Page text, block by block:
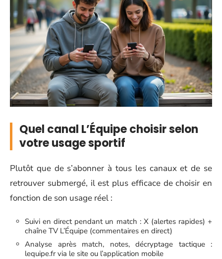
Quel canal L’Équipe choisir selon
votre usage sportif
Plutôt que de s’abonner à tous les canaux et de se
retrouver submergé, il est plus efficace de choisir en
fonction de son usage réel :
Suivi en direct pendant un match : X (alertes rapides) +
chaîne TV L’Équipe (commentaires en direct)
Analyse après match, notes, décryptage tactique :
lequipe.fr via le site ou l’application mobile